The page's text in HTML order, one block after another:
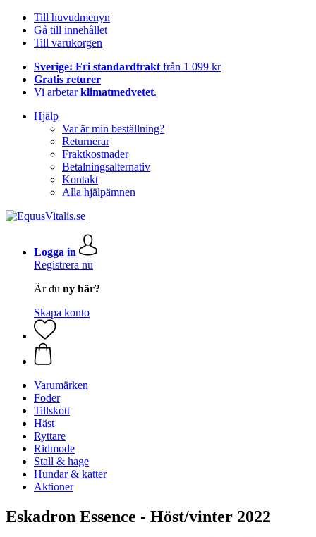
Till huvudmenyn
Gå till innehållet
Till varukorgen
Sverige: Fri standardfrakt från 1 099 kr
Gratis returer
Vi arbetarklimatmedvetet.
Hjälp
Var är min beställning?
Returnerar
Fraktkostnader
Betalningsalternativ
Kontakt
Alla hjälpämnen
Logga in
Registrera nu
Är du ny här?
Skapa konto
Varumärken
Foder
Tillskott
Häst
Ryttare
Ridmode
Stall & hage
Hundar & katter
Aktioner
Eskadron Essence - Höst/vinter 2022